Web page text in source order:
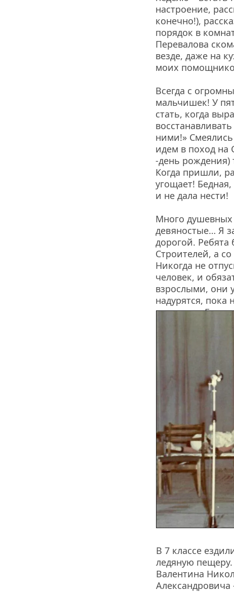
настроение,
конечно!),
порядок в
Перевалова
везде, даже на
моих
Всегда с
мальчишек! У
стать, когда
ними!» Смеялись
идем в поход на
-день рождения)
Когда пришли,
угощает!
и не дала нести!
Много душевных
девяностые… Я
дорогой.
Строителей, а
Никогда не
человек, и
взрослыми, они
надурятся, пока
не придут.
В 7 классе
ледяную
Валентина